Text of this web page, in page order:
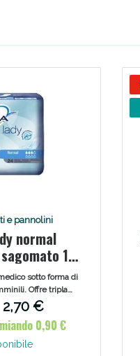
e pannolini
normal
12
sotto forma di
Offre tripla
perdite, odori e
offrendo
e protezione.
urinarie leggere.
2,70 €
0,90 €
valido oggi!